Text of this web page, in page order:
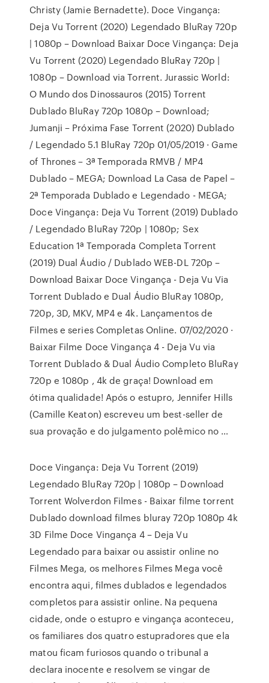
Christy (Jamie Bernadette). Doce Vingança:
Deja Vu Torrent (2020) Legendado BluRay 720p
| 1080p – Download Baixar Doce Vingança: Deja
Vu Torrent (2020) Legendado BluRay 720p |
1080p – Download via Torrent. Jurassic World:
O Mundo dos Dinossauros (2015) Torrent
Dublado BluRay 720p 1080p – Download;
Jumanji – Próxima Fase Torrent (2020) Dublado
/ Legendado 5.1 BluRay 720p 01/05/2019 · Game
of Thrones – 3ª Temporada RMVB / MP4
Dublado – MEGA; Download La Casa de Papel –
2ª Temporada Dublado e Legendado - MEGA;
Doce Vingança: Deja Vu Torrent (2019) Dublado
/ Legendado BluRay 720p | 1080p; Sex
Education 1ª Temporada Completa Torrent
(2019) Dual Áudio / Dublado WEB-DL 720p –
Download Baixar Doce Vingança - Deja Vu Via
Torrent Dublado e Dual Áudio BluRay 1080p,
720p, 3D, MKV, MP4 e 4k. Lançamentos de
Filmes e series Completas Online. 07/02/2020 ·
Baixar Filme Doce Vingança 4 - Deja Vu via
Torrent Dublado & Dual Áudio Completo BluRay
720p e 1080p , 4k de graça! Download em
ótima qualidade! Após o estupro, Jennifer Hills
(Camille Keaton) escreveu um best-seller de
sua provação e do julgamento polêmico no …
Doce Vingança: Deja Vu Torrent (2019)
Legendado BluRay 720p | 1080p – Download
Torrent Wolverdon Filmes - Baixar filme torrent
Dublado download filmes bluray 720p 1080p 4k
3D Filme Doce Vingança 4 – Deja Vu
Legendado para baixar ou assistir online no
Filmes Mega, os melhores Filmes Mega você
encontra aqui, filmes dublados e legendados
completos para assistir online. Na pequena
cidade, onde o estupro e vingança aconteceu,
os familiares dos quatro estupradores que ela
matou ficam furiosos quando o tribunal a
declara inocente e resolvem se vingar de